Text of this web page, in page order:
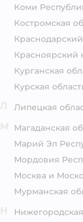
Коми
Костромская
Красноярский
Курганская
Курская
Липецкая
Магаданская
Марий Эл
Мордовия
Москва и
Мурманская